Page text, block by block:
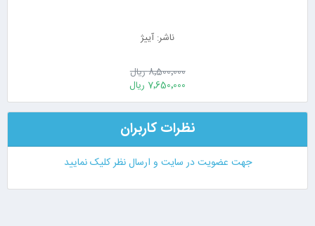
ناشر: آییژ
8٬500٬000 ریال
7٬650٬000 ریال
نظرات کاربران
جهت عضویت در سایت و ارسال نظر کلیک نمایید